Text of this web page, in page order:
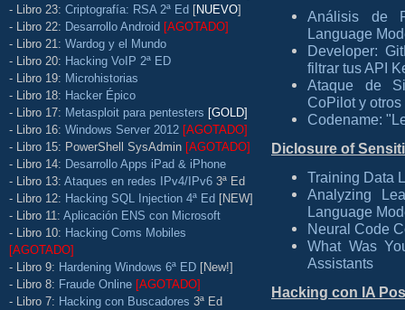
- Libro 23: Criptografía: RSA 2ª Ed [NUEVO]
- Libro 22: Desarrollo Android [AGOTADO]
- Libro 21: Wardog y el Mundo
- Libro 20: Hacking VoIP 2ª ED
- Libro 19: Microhistorias
- Libro 18: Hacker Épico
- Libro 17: Metasploit para pentesters [GOLD]
- Libro 16: Windows Server 2012 [AGOTADO]
- Libro 15: PowerShell SysAdmin [AGOTADO]
- Libro 14: Desarrollo Apps iPad & iPhone
- Libro 13: Ataques en redes IPv4/IPv6 3ª Ed
- Libro 12: Hacking SQL Injection 4ª Ed [NEW]
- Libro 11: Aplicación ENS con Microsoft
- Libro 10: Hacking Coms Mobiles
[AGOTADO]
- Libro 9: Hardening Windows 6ª ED [New!]
- Libro 8: Fraude Online [AGOTADO]
- Libro 7: Hacking con Buscadores 3ª Ed
Análisis de
Language
Developer:
filtrar tus API
Ataque de
CoPilot y otros
Codename:
Diclosure of
Training Data
Analyzing
Language
Neural Code
What Was
Assistants
Hacking con IA